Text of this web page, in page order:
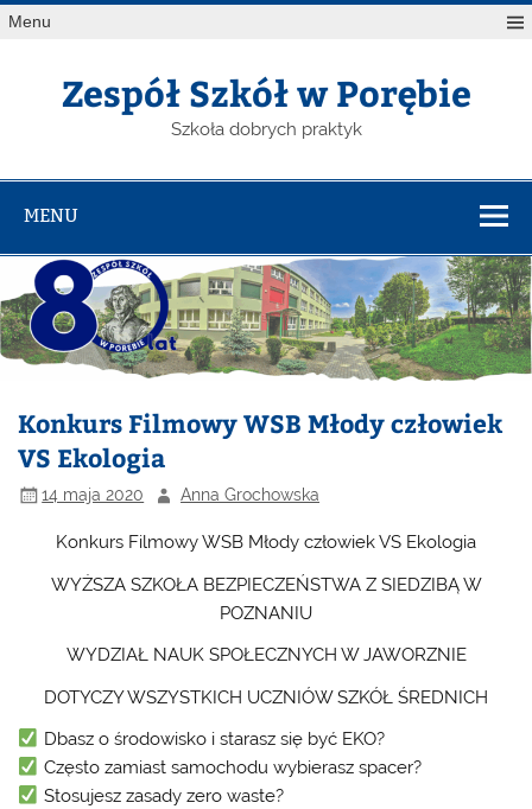
Menu
Zespół Szkół w Porębie
Szkoła dobrych praktyk
MENU
Konkurs Filmowy WSB Młody człowiek
VS Ekologia
14 maja 2020 Anna Grochowska
Konkurs Filmowy WSB Młody człowiek VS Ekologia
WYŻSZA SZKOŁA BEZPIECZEŃSTWA Z SIEDZIBĄ W
POZNANIU
WYDZIAŁ NAUK SPOŁECZNYCH W JAWORZNIE
DOTYCZY WSZYSTKICH UCZNIÓW SZKÓŁ ŚREDNICH
Dbasz o środowisko i starasz się być EKO?
Często zamiast samochodu wybierasz spacer?
Stosujesz zasady zero waste?